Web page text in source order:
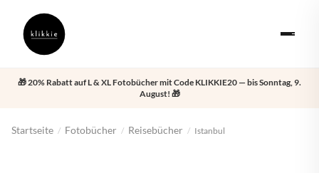
🎁 20% Rabatt auf L & XL Fotobücher mit Code KLIKKIE20 — bis Sonntag, 9.
August! 🎁
Startseite / Fotobücher / Reisebücher / Istanbul